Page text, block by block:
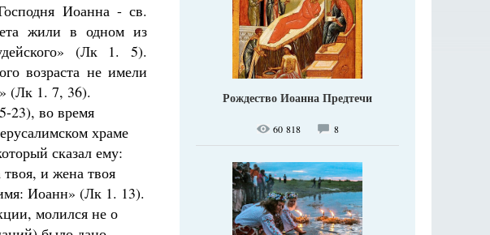
Иоанна - св.
жили в одном из
(Лк 1. 5).
возраста не имели
(Лк 1. 7, 36).
23), во время
храме
сказал ему:
и жена твоя
Иоанн» (Лк 1. 13).
молился не о
Рождество Иоанна Предтечи
60 818 8